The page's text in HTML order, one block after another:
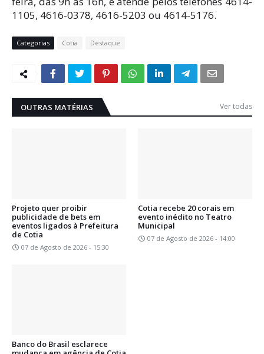
1105, 4616-0378, 4616-5203 ou 4614-5176.
Categorias Cotia Destaque
OUTRAS MATÉRIAS Ver todas
Projeto quer proibir
publicidade de bets em
eventos ligados à Prefeitura
de Cotia
07 de Agosto de 2026 - 15:30
Cotia recebe 20 corais em
evento inédito no Teatro
Municipal
07 de Agosto de 2026 - 14:00
Banco do Brasil esclarece